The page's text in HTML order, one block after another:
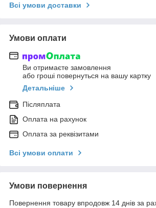
Всі умови доставки
Умови оплати
Ви отримаєте замовлення
або гроші повернуться на вашу картку
Детальніше
Післяплата
Оплата на рахунок
Оплата за реквізитами
Всі умови оплати
Умови повернення
Повернення товару впродовж 14 днів за